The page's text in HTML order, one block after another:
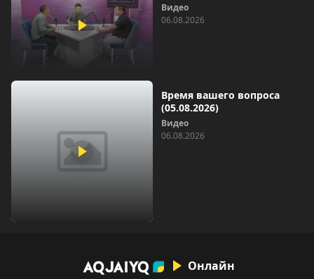
Видео
06.08.2026
Время вашего вопроса
(05.08.2026)
Видео
06.08.2026
Онлайн